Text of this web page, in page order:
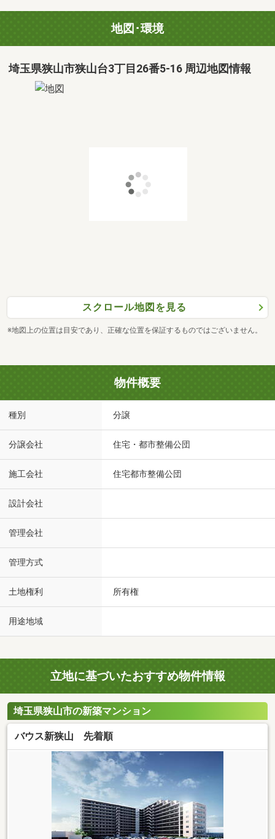
地図･環境
埼玉県狭山市狭山台3丁目26番5-16 周辺地図情報
スクロール地図を見る
※地図上の位置は目安であり、正確な位置を保証するものではございません。
物件概要
種別 分譲
分譲会社 住宅・都市整備公団
施工会社 住宅都市整備公団
設計会社
管理会社
管理方式
土地権利 所有権
用途地域
立地に基づいたおすすめ物件情報
埼玉県狭山市の新築マンション
バウス新狭山 先着順